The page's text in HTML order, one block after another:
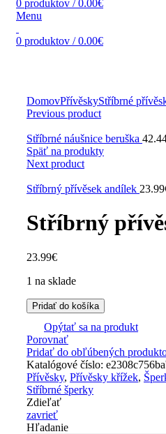
0 produktov / 0.00€
Menu
0 produktov / 0.00€
DomovPřívěskyStříbrné
Previous product
Stříbrné náušnice beruška
Späť na produkty
Next product
Stříbrný přívěsek andílek 23.99
Stříbrný
23.99€
1 na sklade
Pridať do košíka
Opýtať sa na produkt
Porovnať
Pridať do obľúbených
Katalógové číslo:
Přívěsky, Přívěsky křížek,
Stříbrné šperky
Zdieľať
zavrieť
Hľadanie